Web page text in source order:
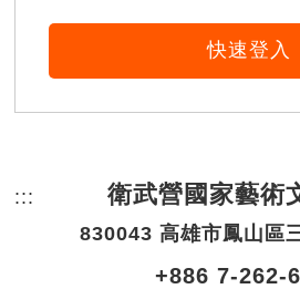
快速登入
::: 頁尾網站資訊。
衛武營國家藝術
830043 高雄市鳳山區
+886 7-262-